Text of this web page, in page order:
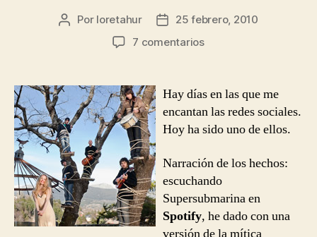
Autor
Por loretahur
Fecha25 febrero, 2010
7 comentariosen
Christina
Rosenvinge
–
Hay días en las que me
encantan las redes sociales.
Hoy ha sido uno de ellos.
Narración de los hechos:
escuchando
Supersubmarina en
Spotify, he dado con una
versión de la mítica